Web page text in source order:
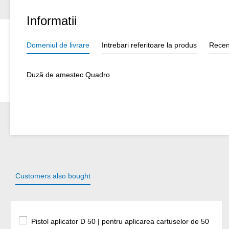
Informatii
Domeniul de livrare Intrebari referitoare la produs
Duză de amestec Quadro
Customers also bought